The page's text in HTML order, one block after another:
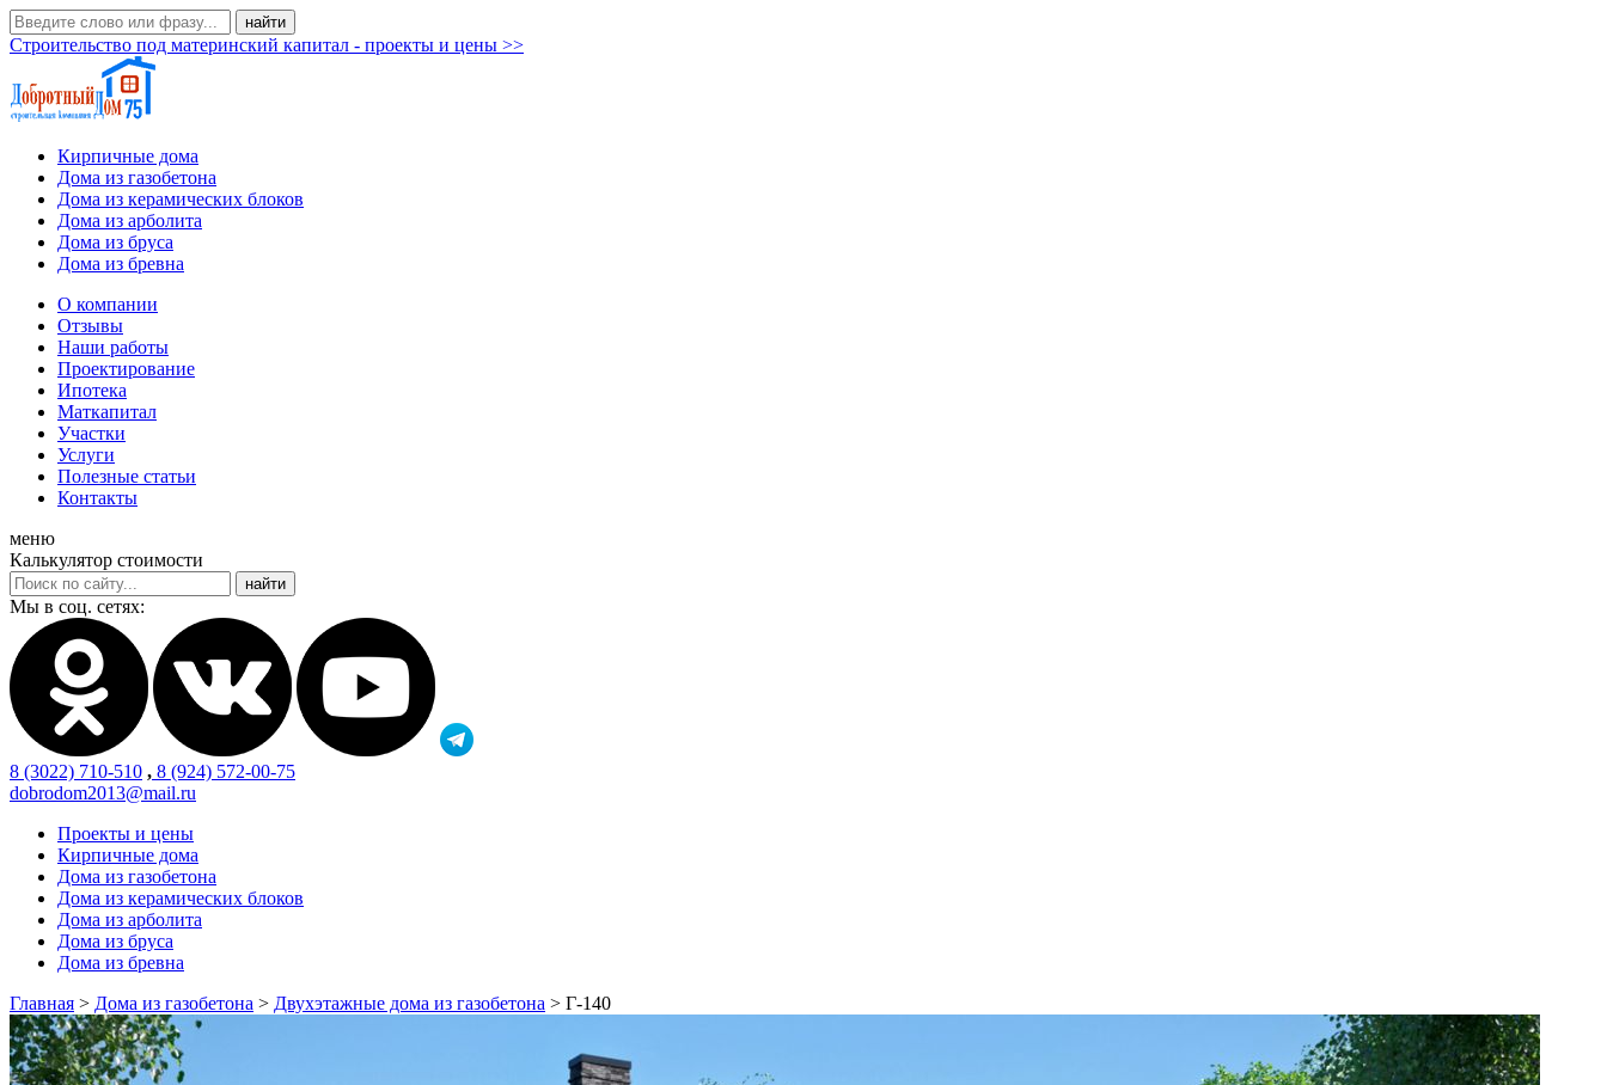
Строительство под материнский капитал - проекты и цены >>
Кирпичные дома
Дома из газобетона
Дома из керамических блоков
Дома из арболита
Дома из бруса
Дома из бревна
О компании
Отзывы
Наши работы
Проектирование
Ипотека
Маткапитал
Участки
Услуги
Полезные статьи
Контакты
меню
Калькулятор стоимости
Мы в соц. сетях:
8 (3022) 710-510 , 8 (924) 572-00-75
dobrodom2013@mail.ru
Проекты и цены
Кирпичные дома
Дома из газобетона
Дома из керамических блоков
Дома из арболита
Дома из бруса
Дома из бревна
Главная > Дома из газобетона > Двухэтажные дома из газобетона > Г-140